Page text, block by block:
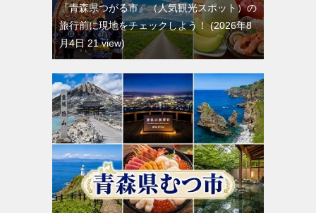
『青森県つがる市』（人気観光スポット）の
旅行前に現地をチェックしよう！ 2026年8
月4日 21 view